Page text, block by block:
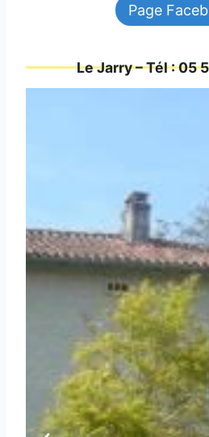
Page
Le Jarry – Tél : 05